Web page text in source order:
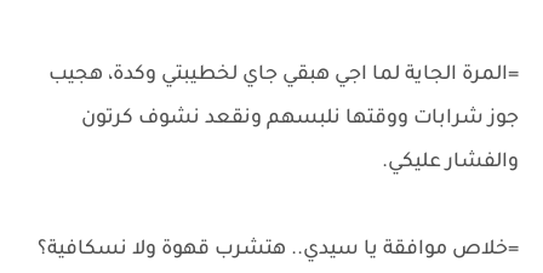
=المرة الجاية لما اجي هبقي جاي لخطيبتي وكدة، هجيب
جوز شرابات ووقتها نلبسهم ونقعد نشوف كرتون
والفشار عليكي.
=خلاص موافقة يا سيدي.. هتشرب قهوة ولا نسكافية؟